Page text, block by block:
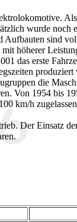
wurde noch
Aufbauten sind
höherer
das erste
produziert
die
Von 1954 bis
km/h
Der Einsatz